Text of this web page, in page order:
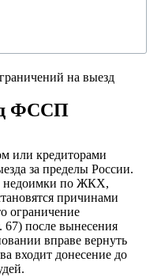
ФССП
или кредиторами
за пределы России.
недоимки по ЖКХ,
причинами
ограничение
67) после вынесения
вправе вернуть
входит донесение до